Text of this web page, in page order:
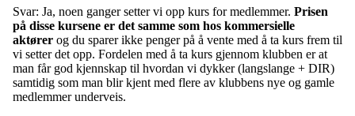
Svar: Ja, noen ganger setter vi opp kurs for medlemmer. Prisen
på disse kursene er det samme som hos kommersielle
aktører og du sparer ikke penger på å vente med å ta kurs frem til
vi setter det opp. Fordelen med å ta kurs gjennom klubben er at
man får god kjennskap til hvordan vi dykker (langslange + DIR)
samtidig som man blir kjent med flere av klubbens nye og gamle
medlemmer underveis.